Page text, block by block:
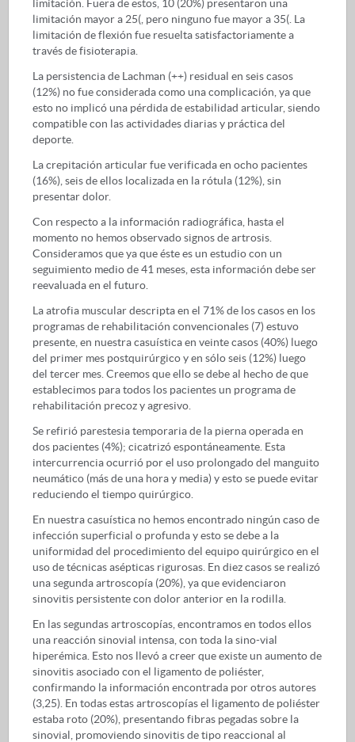
limitación. Fuera de estos, 10 (20%) presentaron una
limitación mayor a 25(, pero ninguno fue mayor a 35(. La
limitación de flexión fue resuelta satisfactoriamente a
través de fisioterapia.
La persistencia de Lachman (++) residual en seis casos
(12%) no fue considerada como una complicación, ya que
esto no implicó una pérdida de estabilidad articular, siendo
compatible con las actividades diarias y práctica del
deporte.
La crepitación articular fue verificada en ocho pacientes
(16%), seis de ellos localizada en la rótula (12%), sin
presentar dolor.
Con respecto a la información radiográfica, hasta el
momento no hemos observado signos de artrosis.
Consideramos que ya que éste es un estudio con un
seguimiento medio de 41 meses, esta información debe ser
reevaluada en el futuro.
La atrofia muscular descripta en el 71% de los casos en los
programas de rehabilitación convencionales (7) estuvo
presente, en nuestra casuística en veinte casos (40%) luego
del primer mes postquirúrgico y en sólo seis (12%) luego
del tercer mes. Creemos que ello se debe al hecho de que
establecimos para todos los pacientes un programa de
rehabilitación precoz y agresivo.
Se refirió parestesia temporaria de la pierna operada en
dos pacientes (4%); cicatrizó espontáneamente. Esta
intercurrencia ocurrió por el uso prolongado del manguito
neumático (más de una hora y media) y esto se puede evitar
reduciendo el tiempo quirúrgico.
En nuestra casuística no hemos encontrado ningún caso de
infección superficial o profunda y esto se debe a la
uniformidad del procedimiento del equipo quirúrgico en el
uso de técnicas asépticas rigurosas. En diez casos se realizó
una segunda artroscopía (20%), ya que evidenciaron
sinovitis persistente con dolor anterior en la rodilla.
En las segundas artroscopías, encontramos en todos ellos
una reacción sinovial intensa, con toda la sino-vial
hiperémica. Esto nos llevó a creer que existe un aumento de
sinovitis asociado con el ligamento de poliéster,
confirmando la información encontrada por otros autores
(3,25). En todas estas artroscopías el ligamento de poliéster
estaba roto (20%), presentando fibras pegadas sobre la
sinovial, promoviendo sinovitis de tipo reaccional al